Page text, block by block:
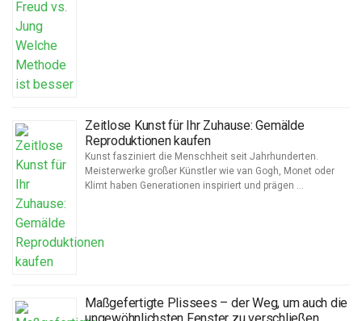
Zeitlose Kunst für Ihr Zuhause: Gemälde
Reproduktionen kaufen
Kunst fasziniert die Menschheit seit Jahrhunderten.
Meisterwerke großer Künstler wie van Gogh, Monet oder
Klimt haben Generationen inspiriert und prägen …
Maßgefertigte Plissees – der Weg, um auch die